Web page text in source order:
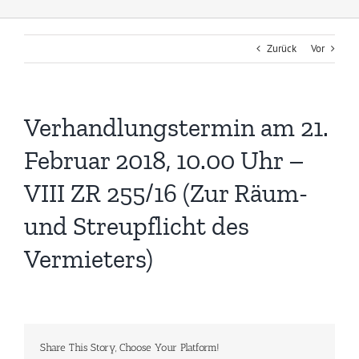
Zurück Vor
Verhandlungstermin am 21.
Februar 2018, 10.00 Uhr –
VIII ZR 255/16 (Zur Räum-
und Streupflicht des
Vermieters)
Share This Story, Choose Your Platform!